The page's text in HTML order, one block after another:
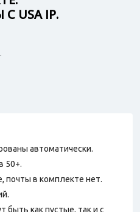
USA IP.
автоматически.
50+.
в комплекте нет.
быть как пустые, так и с